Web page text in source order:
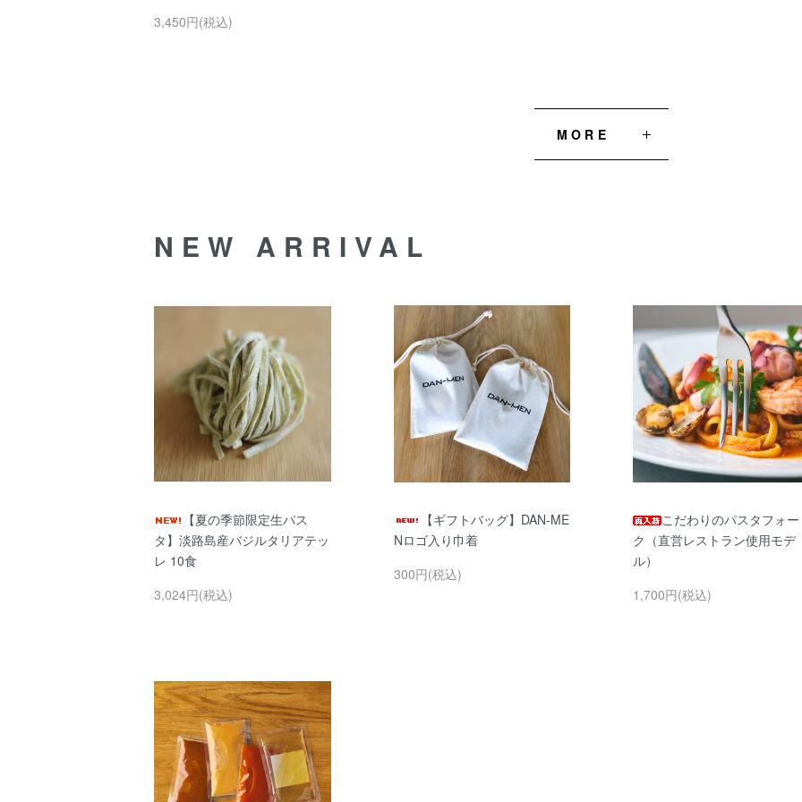
3,450円(税込)
MORE
NEW ARRIVAL
【夏の季節限定生パス
タ】淡路島産バジルタリアテッ
レ 10食
3,024円(税込)
【ギフトバッグ】DAN-ME
Nロゴ入り巾着
300円(税込)
こだわりのパスタフォー
ク（直営レストラン使用モデ
ル）
1,700円(税込)